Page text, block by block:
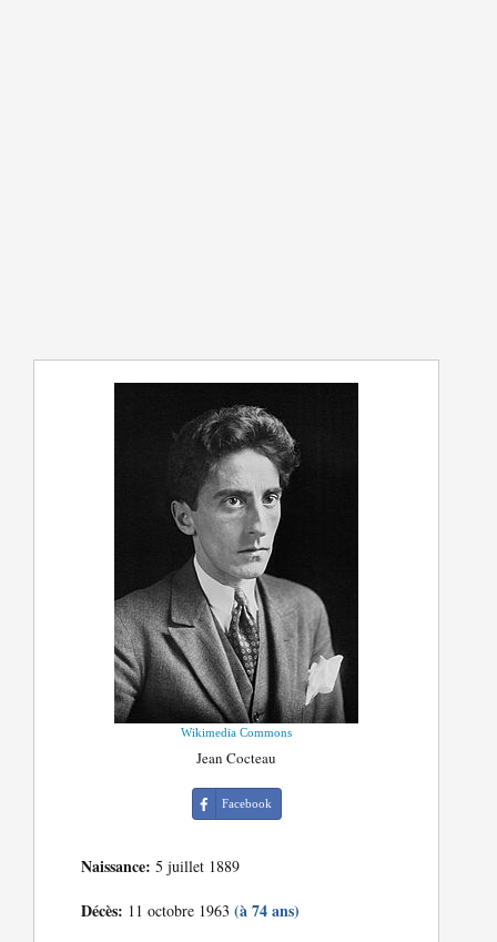
Wikimedia Commons
Jean Cocteau
Facebook
Naissance: 5 juillet 1889
Décès: 11 octobre 1963(à 74 ans)